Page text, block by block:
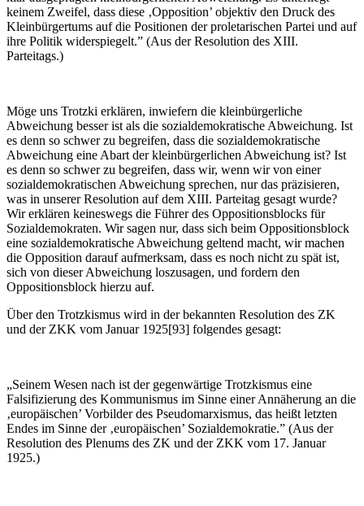
keinem Zweifel, dass diese ‚Opposition’ objektiv den Druck des
Kleinbürgertums auf die Positionen der proletarischen Partei und auf
ihre Politik widerspiegelt.” (Aus der Resolution des XIII.
Parteitags.)
Möge uns Trotzki erklären, inwiefern die kleinbürgerliche
Abweichung besser ist als die sozialdemokratische Abweichung. Ist
es denn so schwer zu begreifen, dass die sozialdemokratische
Abweichung eine Abart der kleinbürgerlichen Abweichung ist? Ist
es denn so schwer zu begreifen, dass wir, wenn wir von einer
sozialdemokratischen Abweichung sprechen, nur das präzisieren,
was in unserer Resolution auf dem XIII. Parteitag gesagt wurde?
Wir erklären keineswegs die Führer des Oppositionsblocks für
Sozialdemokraten. Wir sagen nur, dass sich beim Oppositionsblock
eine sozialdemokratische Abweichung geltend macht, wir machen
die Opposition darauf aufmerksam, dass es noch nicht zu spät ist,
sich von dieser Abweichung loszusagen, und fordern den
Oppositionsblock hierzu auf.
Über den Trotzkismus wird in der bekannten Resolution des ZK
und der ZKK vom Januar 1925[93] folgendes gesagt:
„Seinem Wesen nach ist der gegenwärtige Trotzkismus eine
Falsifizierung des Kommunismus im Sinne einer Annäherung an die
‚europäischen’ Vorbilder des Pseudomarxismus, das heißt letzten
Endes im Sinne der ‚europäischen’ Sozialdemokratie.” (Aus der
Resolution des Plenums des ZK und der ZKK vom 17. Januar
1925.)